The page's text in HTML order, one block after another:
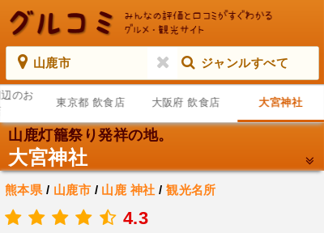
山鹿市 ジャンルすべて
のお
東京都 飲食店 大阪府 飲食店 大宮神社
山鹿灯籠祭り発祥の地。
大宮神社
熊本県 / 山鹿市 / 山鹿 神社 /観光名所
4.3